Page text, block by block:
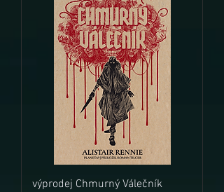
výprodej Chmurný Válečník